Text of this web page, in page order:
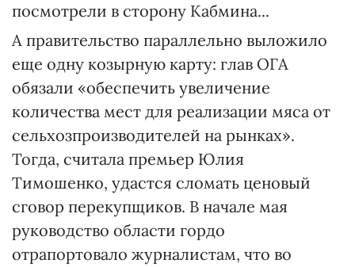
посмотрели в сторону Кабмина...
А правительство параллельно выложило
еще одну козырную карту: глав ОГА
обязали «обеспечить увеличение
количества мест для реализации мяса от
сельхозпроизводителей на рынках».
Тогда, считала премьер Юлия
Тимошенко, удастся сломать ценовый
сговор перекупщиков. В начале мая
руководство области гордо
отрапортовало журналистам, что во